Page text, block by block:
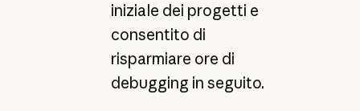
iniziale dei progetti e
consentito di
risparmiare ore di
debugging in seguito.